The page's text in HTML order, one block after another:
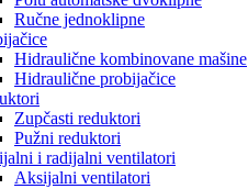
Ručne jednoklipne
Hidraulične kombinovane mašine
Hidraulične probijačice
Zupčasti reduktori
Pužni reduktori
i radijalni ventilatori
Aksijalni ventilatori